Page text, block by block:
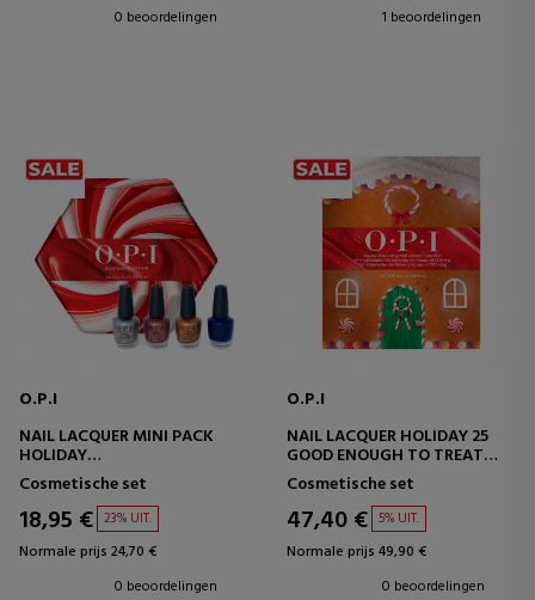
0 beoordelingen
1 beoordelingen
O.P.I
NAIL LACQUER MINI PACK
HOLIDAY
NAGELLAKSET
Cosmetische set
18,95 € 23% UIT.
Normale prijs 24,70 €
0 beoordelingen
O.P.I
NAIL LACQUER HOLIDAY 25
GOOD ENOUGH TO TREAT
NAGELLAKSET
Cosmetische set
47,40 € 5% UIT.
Normale prijs 49,90 €
0 beoordelingen